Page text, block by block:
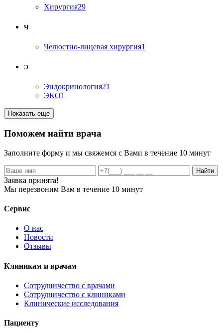
Хирургия29
Ч
Челюстно-лицевая хирургия1
Э
Эндокринология21
ЭКО1
Показать еще
Поможем найти врача
Заполните форму и мы свяжемся с Вами в течение 10 минут
Найти
Заявка принята!
Мы перезвоним Вам в течение 10 минут
Сервис
О нас
Новости
Отзывы
Клиникам и врачам
Сотрудничество с врачами
Сотрудничество с клиниками
Клинические исследования
Пациенту